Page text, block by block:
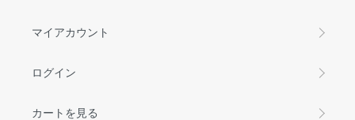
マイアカウント
ログイン
カートを見る